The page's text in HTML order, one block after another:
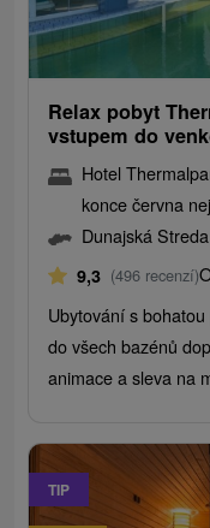
Relax pobyt
vstupem do
Hotel
konce června
Dunajská Streda
9,3 (496 recenzí)
Ubytování s
do všech bazénů
animace a sleva na
TIP